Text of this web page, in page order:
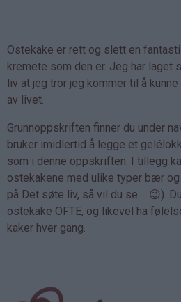
Ostekake er rett og slett en
kremete som den er. Jeg har laget
liv at jeg tror jeg kommer til å
av livet.
Grunnoppskriften finner du under
bruker imidlertid å legge et
som i denne oppskriften. I tillegg
ostekakene med ulike typer bær
på Det søte liv, så vil du se.... 😉).
ostekake OFTE, og likevel ha
kaker hver gang.